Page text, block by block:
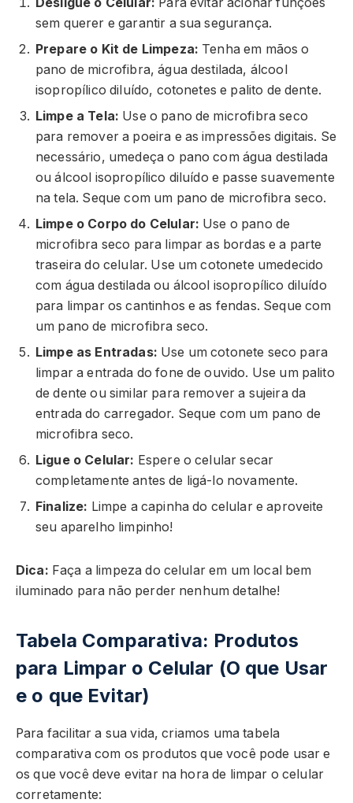
sem querer e garantir a sua segurança.
Prepare o Kit de Limpeza: Tenha em mãos o
pano de microfibra, água destilada, álcool
isopropílico diluído, cotonetes e palito de dente.
Limpe a Tela: Use o pano de microfibra seco
para remover a poeira e as impressões digitais. Se
necessário, umedeça o pano com água destilada
ou álcool isopropílico diluído e passe suavemente
na tela. Seque com um pano de microfibra seco.
Limpe o Corpo do Celular: Use o pano de
microfibra seco para limpar as bordas e a parte
traseira do celular. Use um cotonete umedecido
com água destilada ou álcool isopropílico diluído
para limpar os cantinhos e as fendas. Seque com
um pano de microfibra seco.
Limpe as Entradas: Use um cotonete seco para
limpar a entrada do fone de ouvido. Use um palito
de dente ou similar para remover a sujeira da
entrada do carregador. Seque com um pano de
microfibra seco.
Ligue o Celular: Espere o celular secar
completamente antes de ligá-lo novamente.
Finalize: Limpe a capinha do celular e aproveite
seu aparelho limpinho!
Dica: Faça a limpeza do celular em um local bem
iluminado para não perder nenhum detalhe!
Tabela Comparativa: Produtos
para Limpar o Celular (O que Usar
e o que Evitar)
Para facilitar a sua vida, criamos uma tabela
comparativa com os produtos que você pode usar e
os que você deve evitar na hora de limpar o celular
corretamente: